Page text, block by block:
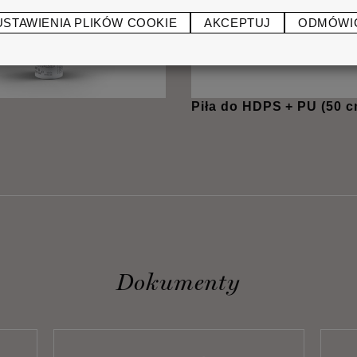
Piła do HDPS + PU (50
Dokumenty
PLIKÓW COOKIE AKCEPTUJ